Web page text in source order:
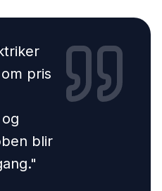
pris
blir
"